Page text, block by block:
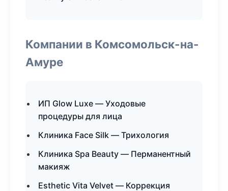
Компании в Комсомольск-на-
Амуре
ИП Glow Luxe — Уходовые
процедуры для лица
Клиника Face Silk — Трихология
Клиника Spa Beauty — Перманентный
макияж
Esthetic Vita Velvet — Коррекция